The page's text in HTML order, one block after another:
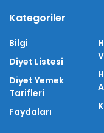
Kategoriler
Bilgi
Diyet Listesi
Diyet Yemek
Tarifleri
Faydaları